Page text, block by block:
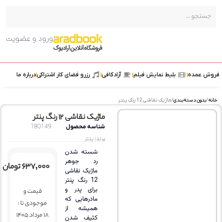
ورود و عضویت
بلیط نمایش فیلم آرادکافی رزرو فضای کار اشتراکی درباره ما
دسته‌بندی/ ماژیک نقاشی 12 رنگ پنتر
ماژیک نقاشی 12 رنگ پنتر
شناسه محصول
180149
پنتر
شسته شدن
رد جوهر
ماژیک نقاشی
12 رنگ پنتر
برای پدر و
مادرهایی که
همیشه از
کثیف شدن
۶۳۷,۰۰۰تومان
موجودی تا :
18 مرداد 1405